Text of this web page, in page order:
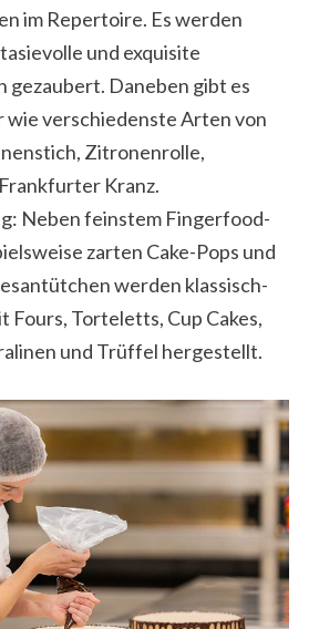
im Repertoire. Es werden
und exquisite
gezaubert. Daneben gibt es
wie verschiedenste Arten von
Zitronenrolle,
Kranz.
Neben feinstem Fingerfood-
zarten Cake-Pops und
werden klassisch-
Fours, Torteletts, Cup Cakes,
und Trüffel hergestellt.